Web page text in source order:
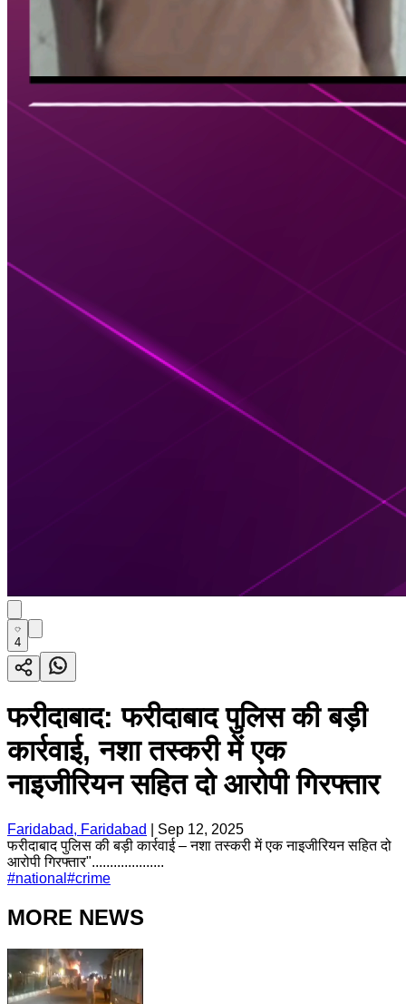
4
फरीदाबाद: फरीदाबाद पुलिस की बड़ी
कार्रवाई, नशा तस्करी में एक
नाइजीरियन सहित दो आरोपी गिरफ्तार
Faridabad, Faridabad
Sep 12, 2025
फरीदाबाद पुलिस की बड़ी कार्रवाई – नशा तस्करी में एक नाइजीरियन सहित दो
आरोपी गिरफ्तार"....................
#national #crime
MORE NEWS